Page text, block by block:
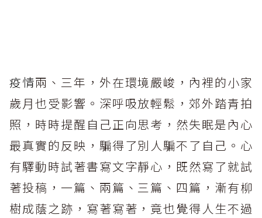
疫情兩、三年，外在環境嚴峻，內裡的小家
歲月也受影響。深呼吸放輕鬆，郊外踏青拍
照，時時提醒自己正向思考，然失眠是內心
最真實的反映，騙得了別人騙不了自己。心
有驛動時試著書寫文字靜心，既然寫了就試
著投稿，一篇、兩篇、三篇、四篇，漸有柳
樹成蔭之跡，寫著寫著，竟也覺得人生不過